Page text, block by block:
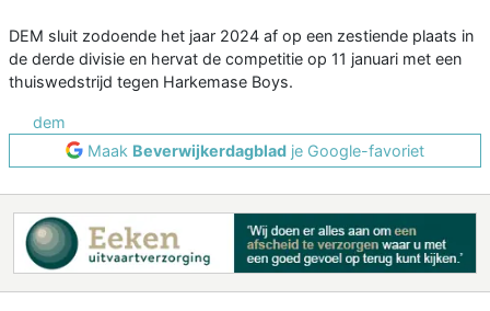
DEM sluit zodoende het jaar 2024 af op een zestiende plaats in
de derde divisie en hervat de competitie op 11 januari met een
thuiswedstrijd tegen Harkemase Boys.
dem
Maak Beverwijkerdagblad je Google-favoriet